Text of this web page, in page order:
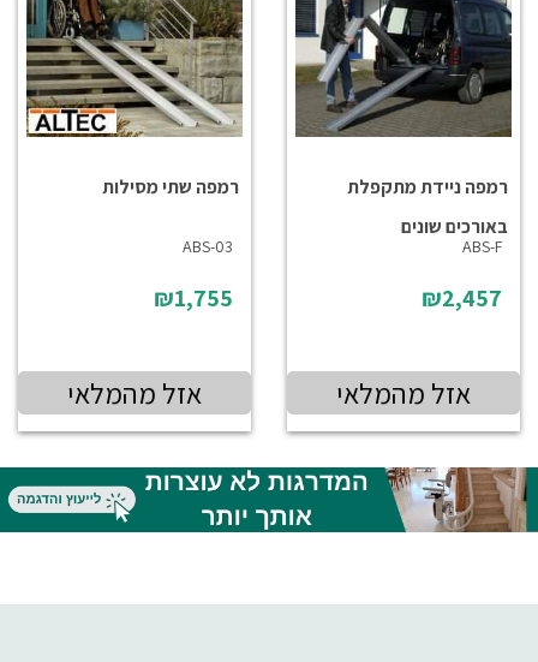
רמפה ניידת מתקפלת
באורכים שונים
ABS-F
₪2,457
אזל מהמלאי
רמפה שתי מסילות
ABS-03
₪1,755
אזל מהמלאי